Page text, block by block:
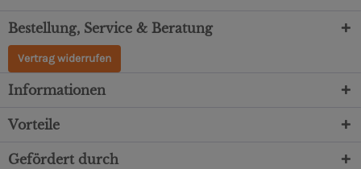
Bestellung, Service & Beratung
Vertrag widerrufen
Informationen
Vorteile
Gefördert durch